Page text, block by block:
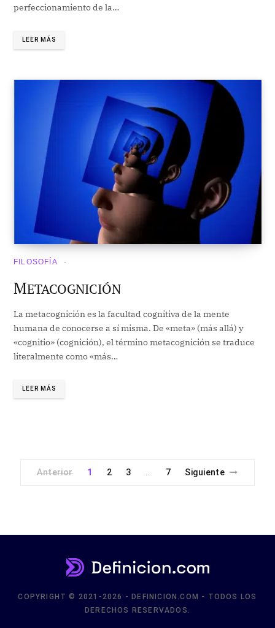
perfeccionamiento de la…
LEER MÁS
FILOSOFÍA
METACOGNICIÓN
La metacognición es la facultad cognitiva de la mente
humana de conocerse a sí misma. De «meta» (más allá) y
«cognitio» (cognición), el término metacognición se traduce
literalmente como «más…
LEER MÁS
Anterior 1 2 3 … 7 Siguiente
COPYRIGHT © 2021-2026 - DEFINICION.COM - TODOS LOS
DERECHOS RESERVADOS.